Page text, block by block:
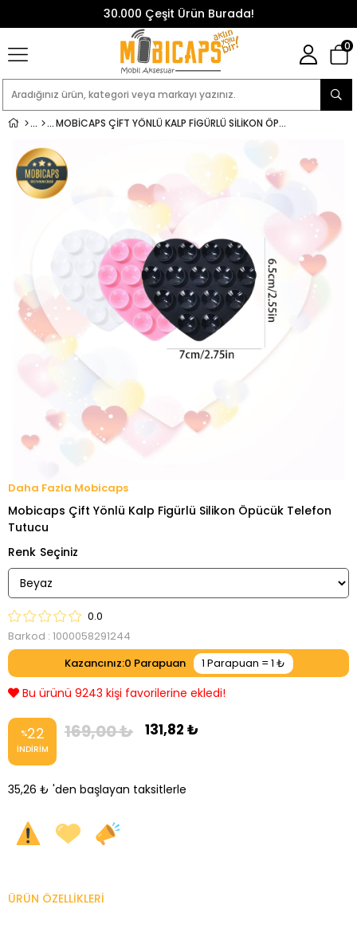
30.000 Çeşit Ürün Burada!
0
MOBICAPS ÇIFT YÖNLÜ KALP FIGÜRLÜ SILIKON ÖPÜCÜK TELEFON TUTUCU
Mobicaps
Mobicaps Çift Yönlü Kalp Figürlü Silikon Öpücük Telefon
Tutucu
Renk
0.0
Barkod : 1000058291244
Kazancınız:0
Bu ürünü 9243 kişi favorilerine ekledi!
%22
İNDIRIM
169,00 ₺ 131,82 ₺
35,26 ₺ 'den başlayan taksitlerle
ÜRÜN ÖZELLIKLERI